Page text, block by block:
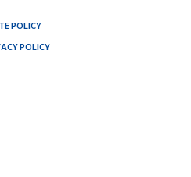
POLICY
POLICY